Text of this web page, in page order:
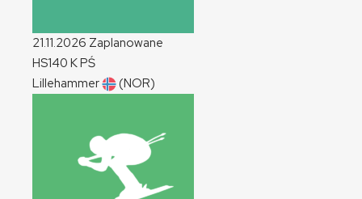
21.11.2026 Zaplanowane
HS140 KPŚ
Lillehammer
(NOR)